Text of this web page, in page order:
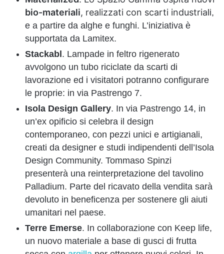
bio-materiali, realizzati con scarti industriali,
e a partire da alghe e funghi. L’iniziativa è
supportata da Lamitex.
Stackabl. Lampade in feltro rigenerato
avvolgono un tubo riciclate da scarti di
lavorazione ed i visitatori potranno configurare
le proprie: in via Pastrengo 7.
Isola Design Gallery. In via Pastrengo 14, in
un’ex opificio si celebra il design
contemporaneo, con pezzi unici e artigianali,
creati da designer e studi indipendenti dell’Isola
Design Community. Tommaso Spinzi
presenterà una reinterpretazione del tavolino
Palladium. Parte del ricavato della vendita sarà
devoluto in beneficenza per sostenere gli aiuti
umanitari nel paese.
Terre Emerse. In collaborazione con Keep life,
un nuovo materiale a base di gusci di frutta